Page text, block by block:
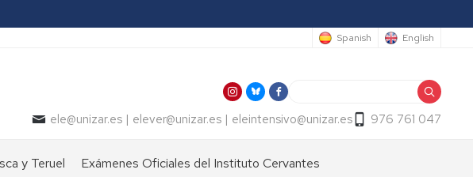
Spanish English
ele@unizar.es | elever@unizar.es | eleintensivo@unizar.es 976 761 047
y Teruel Exámenes Oficiales del Instituto Cervantes